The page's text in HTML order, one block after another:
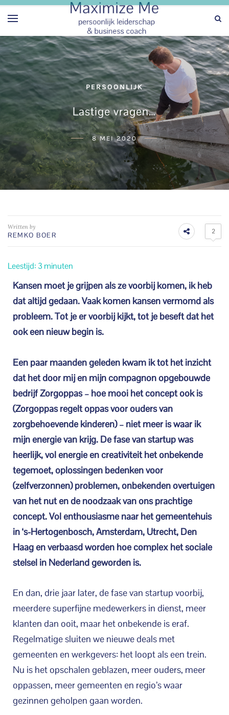
PERSOONLIJK
Lastige vragen…
8 MEI 2020
Written by
REMKO BOER 2
Leestijd: 3 minuten
Kansen moet je grijpen als ze voorbij komen, ik heb
dat altijd gedaan. Vaak komen kansen vermomd als
probleem. Tot je er voorbij kijkt, tot je beseft dat het
ook een nieuw begin is.
Een paar maanden geleden kwam ik tot het inzicht
dat het door mij en mijn compagnon opgebouwde
bedrijf Zorgoppas – hoe mooi het concept ook is
(Zorgoppas regelt oppas voor ouders van
zorgbehoevende kinderen) – niet meer is waar ik
mijn energie van krijg. De fase van startup was
heerlijk, vol energie en creativiteit het onbekende
tegemoet, oplossingen bedenken voor
(zelfverzonnen) problemen, onbekenden overtuigen
van het nut en de noodzaak van ons prachtige
concept. Vol enthousiasme naar het gemeentehuis
in ‘s-Hertogenbosch, Amsterdam, Utrecht, Den
Haag en verbaasd worden hoe complex het sociale
stelsel in Nederland geworden is.
En dan, drie jaar later, de fase van startup voorbij,
meerdere superfijne medewerkers in dienst, meer
klanten dan ooit, maar het onbekende is eraf.
Regelmatige sluiten we nieuwe deals met
gemeenten en werkgevers: het loopt als een trein.
Nu is het opschalen geblazen, meer ouders, meer
oppassen, meer gemeenten en regio’s waar
gezinnen geholpen gaan worden.